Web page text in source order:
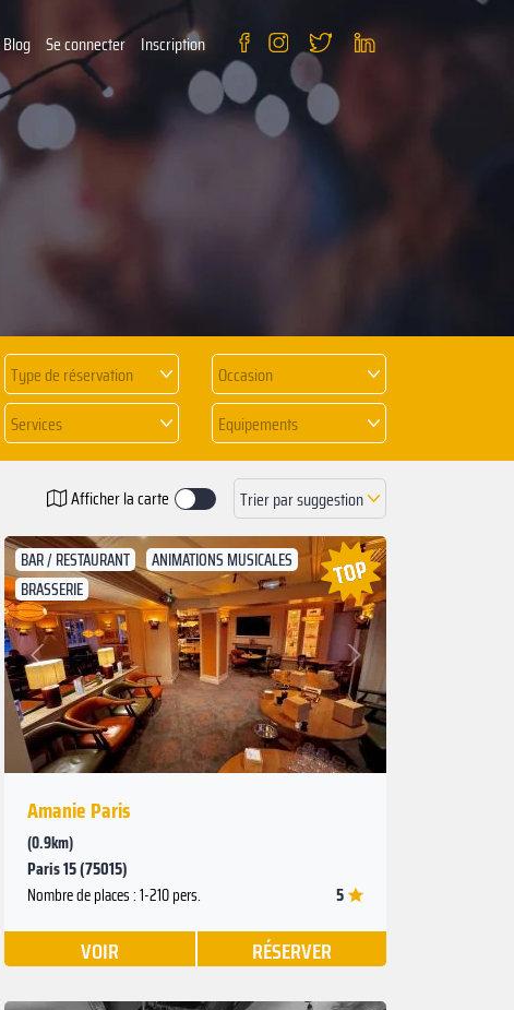
Blog Se connecter Inscription
Type de réservation
Occasion
Services Equipements
Afficher la carte Trier par suggestion
BAR / RESTAURANT
ANIMATIONS MUSICALES
BRASSERIE
Précédent
Suivant
Amanie Paris
(0.9km)
Paris 15 (75015)
Nombre de places : 1-210 pers. 5
VOIR RÉSERVER